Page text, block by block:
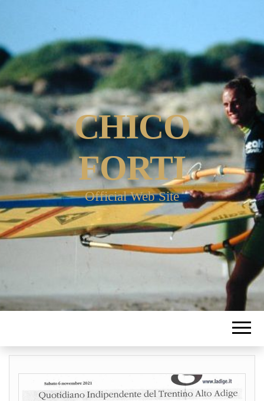
CHICO
FORTI
Official Web Site